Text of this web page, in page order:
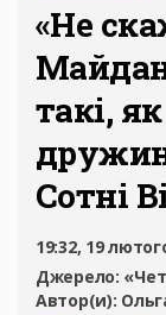
«Не
такі,
Сотні
19:32, 19
Джерело:
Автор(и):